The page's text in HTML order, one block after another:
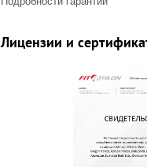
Лицензии и